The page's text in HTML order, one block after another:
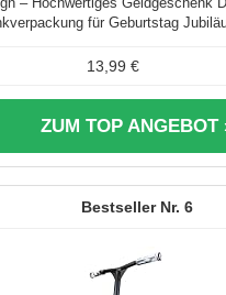
für Geburtstag
13,99 €
ZUM TOP ANGEBOT
6